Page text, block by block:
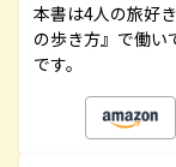
本書は4人の旅好
の歩き方』で働い
です。